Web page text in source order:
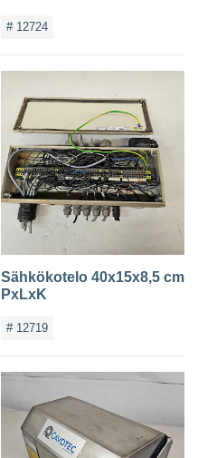
# 12724
Sähkökotelo 40x15x8,5 cm
PxLxK
# 12719